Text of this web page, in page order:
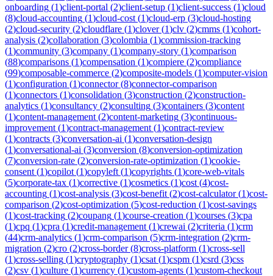
onboarding (1)client-portal (2)client-setup (1)client-success (1)cloud
(8)cloud-accounting (1)cloud-cost (1)cloud-erp (3)cloud-hosting
(2)cloud-security (2)cloudflare (1)clover(1)clv (2)cmms (1)cohort-
analysis (2)collaboration (3)colombia (1)commission-tracking
(1)community (3)company (1)company-story (1)comparison
(88)comparisons (1)compensation (1)compiere (2)compliance
(99)composable-commerce (2)composite-models (1)computer-vision
(1)configuration (1)connector(8)connector-comparison
(1)connectors (1)consolidation (3)construction (2)construction-
analytics (1)consultancy (2)consulting (3)containers (3)content
(1)content-management (2)content-marketing (3)continuous-
improvement (1)contract-management (1)contract-review
(1)contracts (3)conversation-ai (1)conversation-design
(1)conversational-ai (3)conversion (8)conversion-optimization
(7)conversion-rate (2)conversion-rate-optimization (1)cookie-
consent (1)copilot (1)copyleft (1)copyrights (1)core-web-vitals
(5)corporate-tax (1)corrective (1)cosmetics (1)cost (4)cost-
accounting (1)cost-analysis (3)cost-benefit (2)cost-calculator(1)cost-
comparison (2)cost-optimization (5)cost-reduction (1)cost-savings
(1)cost-tracking (2)coupang (1)course-creation (1)courses (3)cpa
(1)cpq (1)cpra (1)credit-management (1)crewai (2)criteria (1)crm
(44)crm-analytics (1)crm-comparison (5)crm-integration (2)crm-
migration (2)cro (2)cross-border(8)cross-platform (1)cross-sell
(1)cross-selling (1)cryptography (1)csat (1)cspm (1)csrd (3)css
(2)csv (1)culture (1)currency (1)custom-agents (1)custom-checkout